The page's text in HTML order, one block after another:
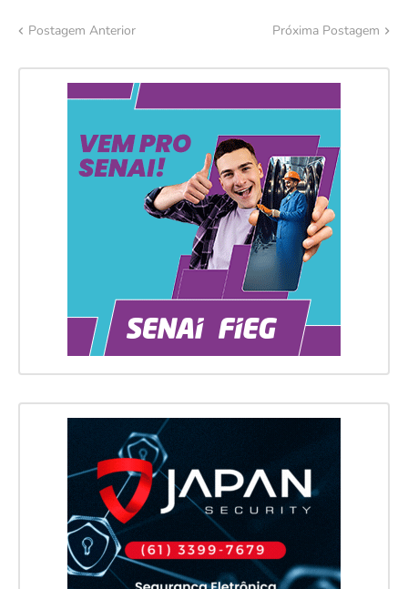
Postagem Anterior Próxima Postagem